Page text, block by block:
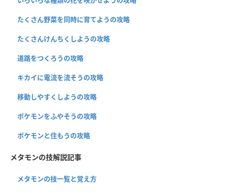
たくさん野菜を同時に育てようの攻略
たくさんけんちくしようの攻略
道路をつくろうの攻略
キカイに電流を流そうの攻略
移動しやすくしようの攻略
ポケモンをふやそうの攻略
ポケモンと住もうの攻略
メタモンの技解説記事
メタモンの技一覧と覚え方